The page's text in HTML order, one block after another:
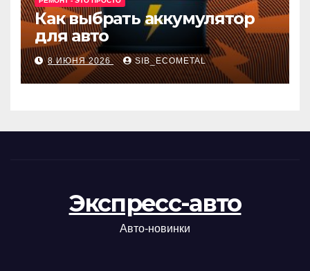
Как выбрать аккумулятор
для авто
8 ИЮНЯ 2026 SIB_ECOMETAL
Экспресс-авто
Авто-новинки